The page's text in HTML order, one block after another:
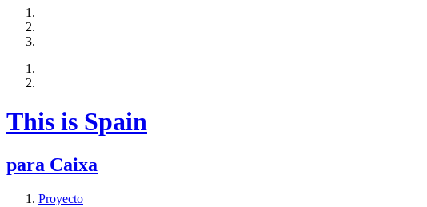
This is Spain
para Caixa
Proyecto